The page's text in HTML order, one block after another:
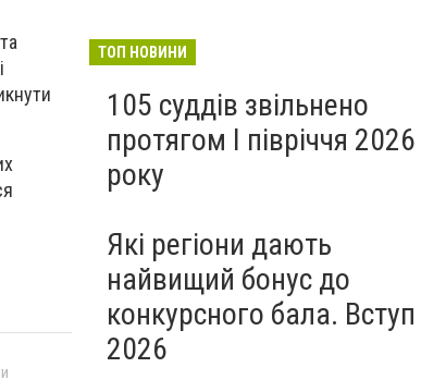
ТОП НОВИНИ
105 суддів звільнено
протягом I півріччя 2026
року
Які регіони дають
найвищий бонус до
конкурсного бала. Вступ
2026